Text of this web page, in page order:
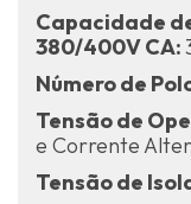
Capacidade
380/400V CA:
Número de
Tensão de
e Corrente
Tensão de